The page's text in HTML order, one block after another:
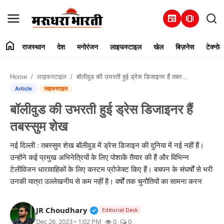
newspaper amp_stories
संपर्क करें
राजस्थान
मनोरंजन
लाइफस्टाइल
खेल
home राजस्थान देश मनोरंजन लाइफस्टाइल खेल बिज़नेस
Home लाइफस्टाइल बॉलीवुड की उभरती हुई ड्रेस डिजाइनर हैं तबस्सुम शेख
Article लाइफस्टाइल
बॉलीवुड की उभरती हुई ड्रेस डिजाइनर हैं
तबस्सुम शेख
नई दिल्ली : तबस्सुम शेख बॉलीवुड में ड्रेस डिजाइन की दुनिया में नई नहीं हैं।
उन्होंने कई प्रमुख अभिनेत्रियों के लिए पोशाकें तैयार की हैं और विभिन्न
टेलीविजन धारावाहिकों के लिए कस्टम प्रोजेक्ट किए हैं। बचपन के संघर्षों से भरी
उनकी यात्रा उल्लेखनीय से कम नहीं है। वर्षों तक चुनौतियों का सामना करन
JR Choudhary Verified Public Figure • 30 Mar,
Editorial Desk
Dec 26, 2023 • 1:02 PM 0 0